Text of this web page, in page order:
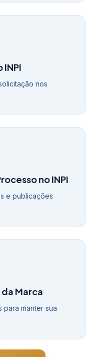
nos
no INPI
e publicações
Marca
para manter sua